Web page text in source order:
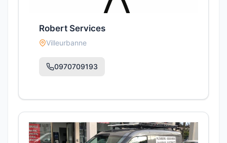
Robert Services
Villeurbanne
0970709193